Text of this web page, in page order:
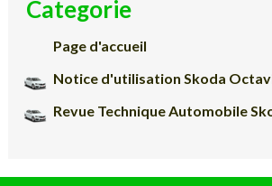
Categorie
Page d'accueil
Notice d'utilisation Skoda
Revue Technique Automobile